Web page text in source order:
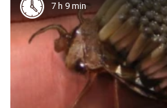
7 h 9 min